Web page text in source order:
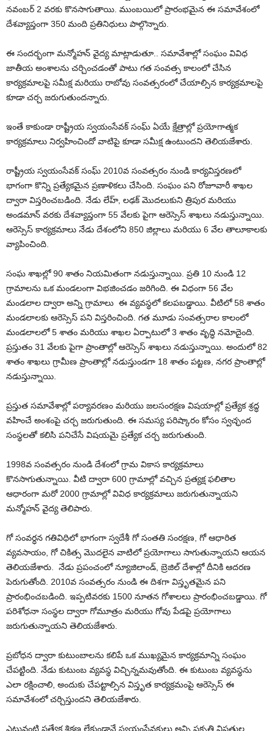
నవంబర్ 2 వరకు కొనసాగుతాయి. ముంబయిలో ప్రారంభమైన ఈ సమావేశంలో
దేశవ్యాప్తంగా 350 మంది ప్రతినిధులు పాల్గొన్నారు.
ఈ సందర్భంగా మన్మోహన్ వైద్య మాట్లాడుతూ.. సమావేశాల్లో సంఘం వివిధ
జాతీయ అంశాలను చర్చించడంతో పాటు గత సంవత్స కాలంలో చేసిన
కార్యక్రమాలపై సమీక్ష మరియు రాబోవు సంవత్సరంలో చేయాల్సిన కార్యక్రమాలపై
కూడా చర్చ జరుగుతుందన్నారు.
ఇంతే కాకుండా రాష్ట్రీయ స్వయంసేవక్ సంఘ్ ఏయే క్షేత్రాల్లో ప్రయోగాత్మక
కార్యక్రమాలు నిర్వహించిందో వాటిపై కూడా సమీక్ష ఉంటుందని తెలియజేశారు.
రాష్ట్రీయ స్వయంసేవక్ సంఘ్ 2010వ సంవత్సరం నుండి కార్యవిస్తరణలో
భాగంగా కొన్ని ప్రత్యేకమైన ప్రణాళికలు చేసింది. సంఘం పని రోజూవారీ శాఖల
ద్వారా విస్తరించబడింది. నేడు లేహ్, లఢక్ మొదలుకుని త్రిపుర మరియు
అండమాన్ వరకు దేశవ్యాప్తంగా 55 వేలకు పైగా ఆరెస్సెస్ శాఖలు నడుస్తున్నాయి.
ఆరెస్సెస్ కార్యక్రమాలు నేడు దేశంలోని 850 జిల్లాలు మరియు 6 వేల తాలూకాలకు
వ్యాపించింది.
సంఘ శాఖల్లో 90 శాతం నియమితంగా నడుస్తున్నాయి. ప్రతి 10 నుండి 12
గ్రామాలను ఒక మండలంగా విభజించడం జరిగింది. ఈ విధంగా 56 వేల
మండలాల ద్వారా అన్ని గ్రామాలు ఈ వ్యవస్థలో కలపబడ్డాయి. వీటిలో 58 శాతం
మండలాలకు ఆరెస్సెస్ పని విస్తరించింది. గత మూడు సంవత్సరాల కాలంలో
మండలాలలో 5 శాతం మరియు శాఖల ఏర్పాటులో 3 శాతం వృద్ధి నమోదైంది.
ప్రస్తుతం 31 వేలకు పైగా ప్రాంతాల్లో ఆరెస్సెస్ శాఖలు నడుస్తున్నాయి. అందులో 82
శాతం శాఖలు గ్రామీణ ప్రాంతాల్లో నడుస్తుండగా 18 శాతం పట్టణ, నగర ప్రాంతాల్లో
నడుస్తున్నాయి.
ప్రస్తుత సమావేశాల్లో పర్యావరణం మరియు జలసంరక్షణ విషయాల్లో ప్రత్యేక శ్రద్ధ
వహించే అంశంపై చర్చ జరుగుతుంది. ఈ సమస్య పరిష్కారం కోసం స్వచ్ఛంద
సంస్థలతో కలిసి పనిచేసే విషయమై ప్రత్యేక చర్చ జరుగుతుంది.
1998వ సంవత్సరం నుండి దేశంలో గ్రామ వికాస కార్యక్రమాలు
కొనసాగుతున్నాయి. వీటి ద్వారా 600 గ్రామాల్లో వచ్చిన ప్రత్యక్ష ఫలితాల
ఆధారంగా మరో 2000 గ్రామాల్లో వివిధ కార్యక్రమాలు జరుగుతున్నాయని
మన్మోహన్ వైద్య తెలిపారు.
గో సంవర్ధన గతివిధిలో భాగంగా స్వదేశీ గో సంతతి సంరక్షణ, గో ఆధారిత
వ్యవసాయం, గో చికిత్స మొదలైన వాటిలో ప్రయోగాలు సాగుతున్నాయని ఆయన
తెలియజేశారు. నేడు ప్రపంచంలో న్యూజిలాండ్, బ్రెజిల్ దేశాల్లో దీనికి ఆదరణ
పెరుగుతోంది. 2010వ సంవత్సరం నుండి ఈ దిశగా విస్తృతమైన పని
ప్రారంభించబడింది. ఇప్పటివరకు 1500 నూతన గోశాలలు ప్రారంభించబడ్డాయి. గో
పరిశోధనా సంస్థల ద్వారా గోమూత్రం మరియు గోవు పేడపై ప్రయోగాలు
జరుగుతున్నాయని తెలియజేశారు.
ప్రబోధన ద్వారా కుటుంబాలను కలిపే ఒక ముఖ్యమైన కార్యక్రమాన్ని సంఘం
చేపట్టింది. నేడు కుటుంబ వ్యవస్థ విచ్చిన్నమవుతోంది. ఈ కుటుంబ వ్యవస్థను
ఎలా రక్షించాలి, అందుకు చేపట్టాల్సిన విస్తృత కార్యక్రమంపై ఆరెస్సెస్ ఈ
సమావేశంలో చర్చిస్తుందని తెలియజేశారు.
ఎటువంటి ప్రత్యేక శిక్షణ లేకుండానే స్వయంసేవకులు అన్ని ప్రకృతి విపత్తుల